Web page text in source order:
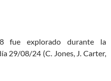
fue explorado durante la
29/08/24 (C. Jones, J. Carter,